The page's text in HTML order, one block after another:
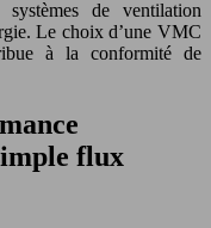
de ventilation
Le choix d’une VMC
à la conformité de
flux